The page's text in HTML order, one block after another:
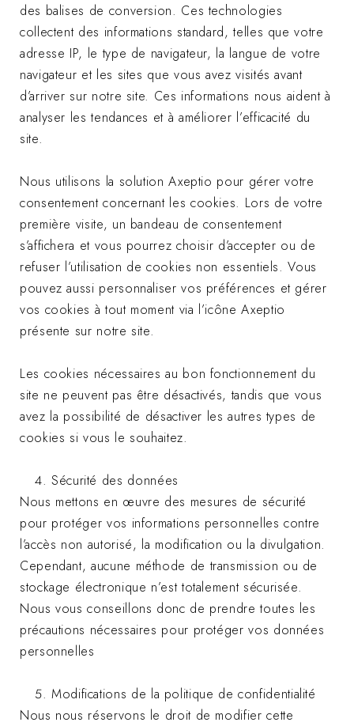
des balises de conversion. Ces technologies
collectent des informations standard, telles que votre
adresse IP, le type de navigateur, la langue de votre
navigateur et les sites que vous avez visités avant
d’arriver sur notre site. Ces informations nous aident à
analyser les tendances et à améliorer l’efficacité du
site.
Nous utilisons la solution Axeptio pour gérer votre
consentement concernant les cookies. Lors de votre
première visite, un bandeau de consentement
s’affichera et vous pourrez choisir d’accepter ou de
refuser l’utilisation de cookies non essentiels. Vous
pouvez aussi personnaliser vos préférences et gérer
vos cookies à tout moment via l’icône Axeptio
présente sur notre site.
Les cookies nécessaires au bon fonctionnement du
site ne peuvent pas être désactivés, tandis que vous
avez la possibilité de désactiver les autres types de
cookies si vous le souhaitez.
Sécurité des données
Nous mettons en œuvre des mesures de sécurité
pour protéger vos informations personnelles contre
l’accès non autorisé, la modification ou la divulgation.
Cependant, aucune méthode de transmission ou de
stockage électronique n’est totalement sécurisée.
Nous vous conseillons donc de prendre toutes les
précautions nécessaires pour protéger vos données
personnelles
Modifications de la politique de confidentialité
Nous nous réservons le droit de modifier cette